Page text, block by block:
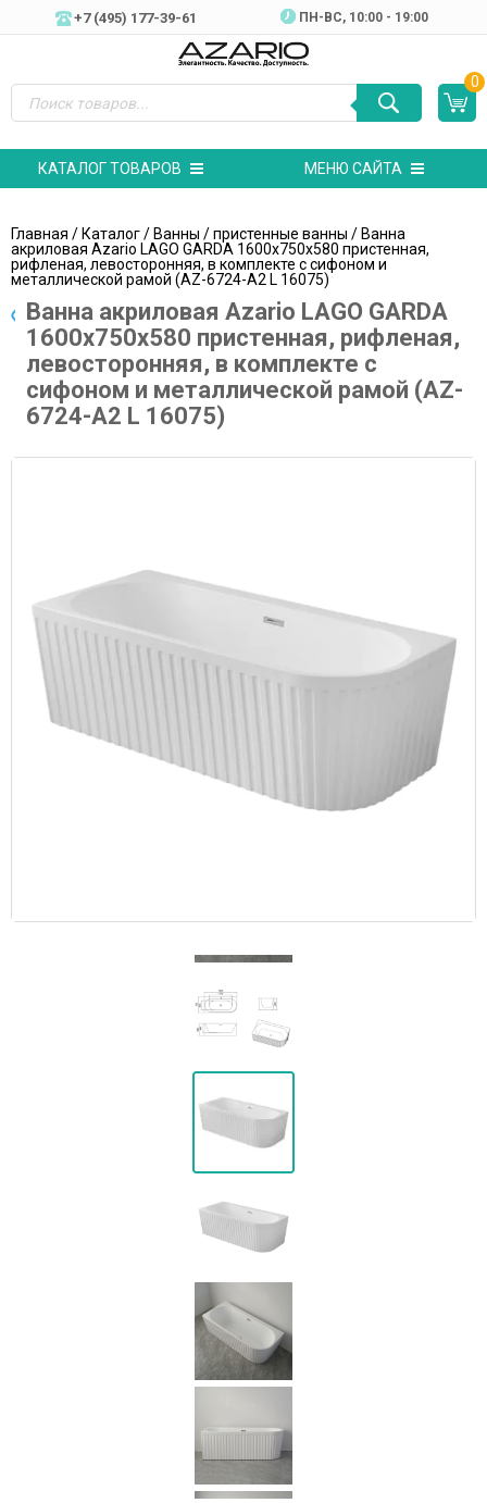
+7 (495) 177-39-61 ПН-ВC, 10:00 - 19:00
0
КАТАЛОГ ТОВАРОВ МЕНЮ САЙТА
Главная /Каталог/Ванны /пристенные ванны / Ванна
акриловая Azario LAGO GARDA 1600х750х580 пристенная,
рифленая, левосторонняя, в комплекте с сифоном и
металлической рамой (AZ-6724-A2 L 16075)
Ванна акриловая Azario LAGO GARDA
1600х750х580 пристенная, рифленая,
левосторонняя, в комплекте с
сифоном и металлической рамой (AZ-
6724-A2 L 16075)